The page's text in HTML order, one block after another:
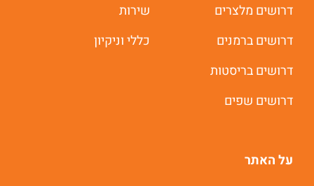
דרושים מלצרים
דרושים ברמנים
דרושים בריסטות
דרושים שפים
שירות
כללי וניקיון
על האתר